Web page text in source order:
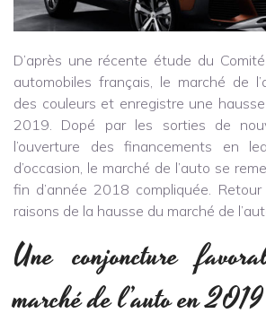
D’après une récente étude du
automobiles français, le marché de
des couleurs et enregistre une
2019. Dopé par les sorties de
l’ouverture des financements en
d’occasion, le marché de l’auto se
fin d’année 2018 compliquée.
raisons de la hausse du marché de
Une conjoncture
marché de l’auto en 2019